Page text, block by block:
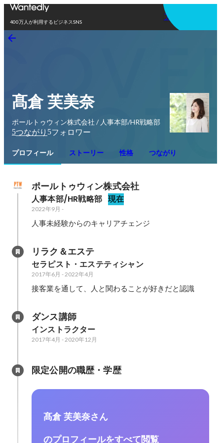
400万人が利用するビジネスSNS
アプリを使う
髙倉 芙美奈
ポールトゥウィン株式会社 / 人事本部/HR戦略部
5つながり 5フォロワー
プロフィール ストーリー 性格 つながり
ポールトゥウィン株式会社
人事本部/HR戦略部 現在
2022年9月 -
人事未経験からのキャリアチェンジ
リラク＆エステ
セラピスト・エステティシャン
2017年6月 -2022年4月
接客業を通して、人と関わることが好きだと認識
ダンス講師
インストラクター
2017年4月 -2020年12月
限定公開の職歴・学歴
髙倉 芙美奈さん
のプロフィールをすべて閲覧